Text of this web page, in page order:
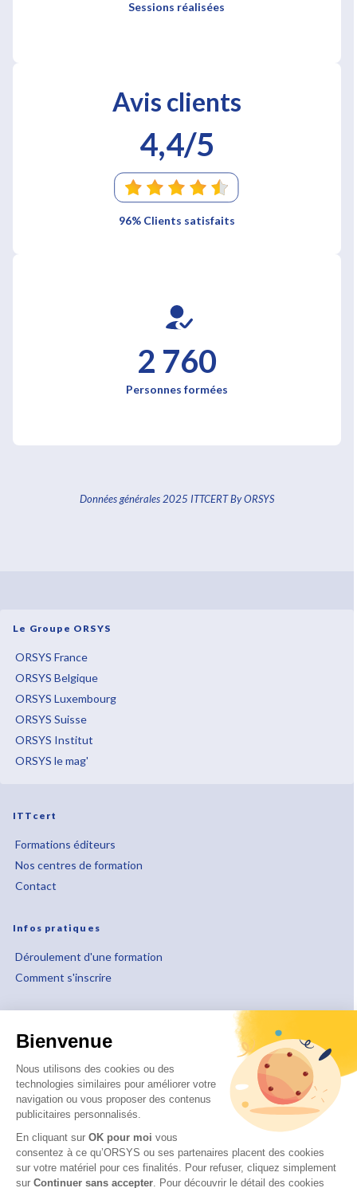
Bienvenue
Nous utilisons des cookies ou des
technologies similaires pour améliorer votre
navigation ou vous proposer des contenus
publicitaires personnalisés.
En cliquant sur OK pour moi vous
consentez à ce qu’ORSYS ou ses partenaires placent des cookies
sur votre matériel pour ces finalités. Pour refuser, cliquez simplement
sur Continuer sans accepter. Pour découvrir le détail des cookies
Sessions réalisées
Avis clients
4,4/5
96% Clients satisfaits
2 760
Personnes formées
Données générales 2025 ITTCERT By ORSYS
Le Groupe ORSYS
ORSYS France
ORSYS Belgique
ORSYS Luxembourg
ORSYS Suisse
ORSYS Institut
ORSYS le mag'
ITTcert
Formations éditeurs
Nos centres de formation
Contact
Infos pratiques
Déroulement d'une formation
Comment s'inscrire
Qui sommes-nous ?
Notre approche pédagogique
Notre démarche qualité
Nos engagements RSE
Handicap et accessibilité